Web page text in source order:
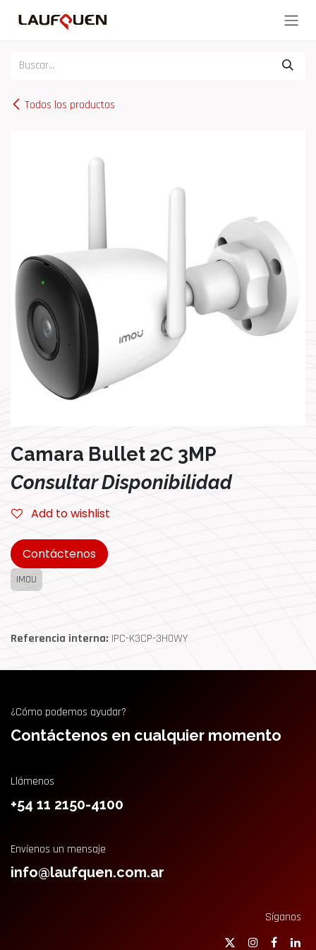
Todos los productos
Camara Bullet 2C 3MP
Consultar Disponibilidad
Add to wishlist
Contáctenos
IMOU
Referencia interna: IPC-K3CP-3H0WY
¿Cómo podemos ayudar?
Contáctenos en cualquier momento
Llámenos
+54 11 2150-4100
Envíenos un mensaje
info@laufquen.com.ar
Síganos